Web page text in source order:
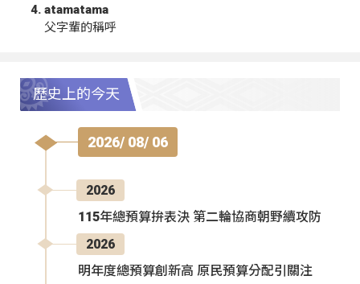
atamatama
父字輩的稱呼
歷史上的今天
2026/ 08/ 06
2026
115年總預算拚表決 第二輪協商朝野續攻防
2026
明年度總預算創新高 原民預算分配引關注